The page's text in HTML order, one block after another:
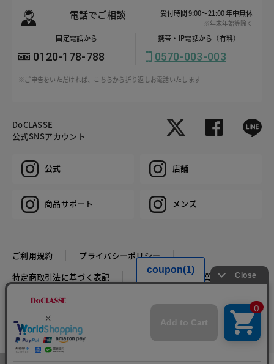
カラー・サイズを選択する
電話でご相談 受付時間 9:00～21:00 年中無休
※年末年始等除く
固定電話から
0120-178-788
携帯・IP電話から（有料）
0570-003-003
※ご申告をいただければ、こちらから折り返しお電話いたします
DoCLASSE
公式SNSアカウント
公式 店舗
商品サポート メンズ
ご利用規約
プライバシーポリシー
特定商取引法に基づく表記
推奨環境 企業情報
COPYRIGHT © DoCLASSE ALL RIGHTS RESERVED.